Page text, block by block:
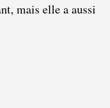
mais elle a aussi